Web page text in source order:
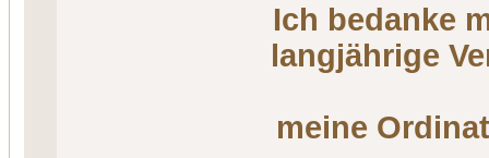
Ich bedanke
langjährige
meine